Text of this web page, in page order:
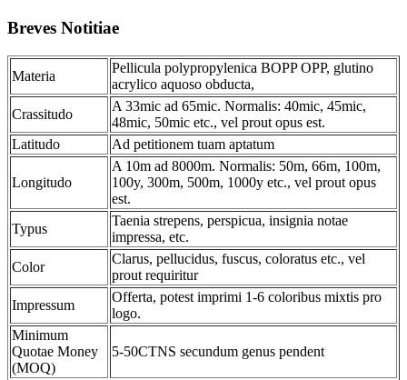
Breves Notitiae
Materia
Pellicula polypropylenica BOPP OPP, glutino
acrylico aquoso obducta,
Crassitudo
A 33mic ad 65mic. Normalis: 40mic, 45mic,
48mic, 50mic etc., vel prout opus est.
Latitudo
Ad petitionem tuam aptatum
Longitudo
A 10m ad 8000m. Normalis: 50m, 66m, 100m,
100y, 300m, 500m, 1000y etc., vel prout opus
est.
Typus
Taenia strepens, perspicua, insignia notae
impressa, etc.
Color
Clarus, pellucidus, fuscus, coloratus etc., vel
prout requiritur
Impressum
Offerta, potest imprimi 1-6 coloribus mixtis pro
logo.
Minimum
Quotae Money
(MOQ)
5-50CTNS secundum genus pendent